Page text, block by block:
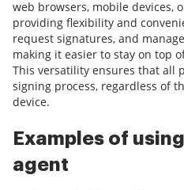
web browsers, mobile devices,
providing flexibility and
request signatures, and
making it easier to stay on top
This versatility ensures that all
signing process, regardless of
device.
Examples of
agent